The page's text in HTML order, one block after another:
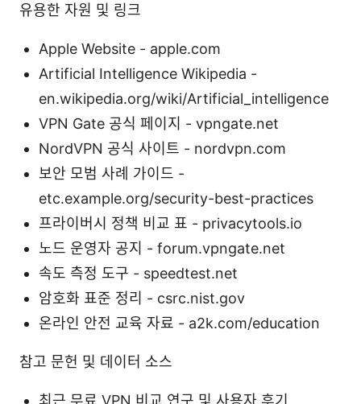
유용한 자원 및 링크
Apple Website - apple.com
Artificial Intelligence Wikipedia -
en.wikipedia.org/wiki/Artificial_intelligence
VPN Gate 공식 페이지 - vpngate.net
NordVPN 공식 사이트 - nordvpn.com
보안 모범 사례 가이드 -
etc.example.org/security-best-practices
프라이버시 정책 비교 표 - privacytools.io
노드 운영자 공지 - forum.vpngate.net
속도 측정 도구 - speedtest.net
암호화 표준 정리 - csrc.nist.gov
온라인 안전 교육 자료 - a2k.com/education
참고 문헌 및 데이터 소스
최근 무료 VPN 비교 연구 및 사용자 후기